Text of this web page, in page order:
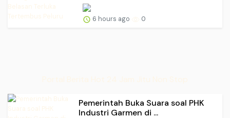
6 hours ago 0
Pemerintah Buka Suara soal PHK
Industri Garmen di ...